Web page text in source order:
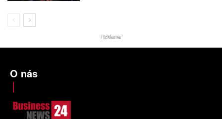
Reklama
O nás